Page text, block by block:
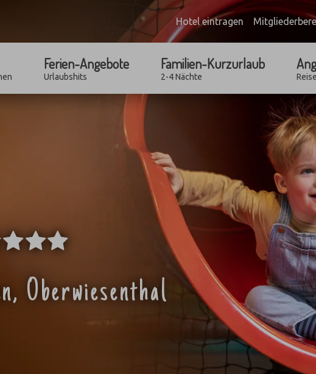
Hotel eintragen
Ferien-Angebote
Urlaubshits
Familien-Kurzurlaub
2-4 Nächte
Oberwiesenthal